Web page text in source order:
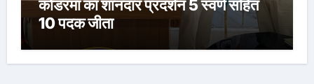
कोडरमा का शानदार प्रदर्शन 5 स्वर्ण सहित
10 पदक जीता